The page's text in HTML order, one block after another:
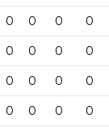
0 0 0 0
0 0 0 0
0 0 0 0
0 0 0 0